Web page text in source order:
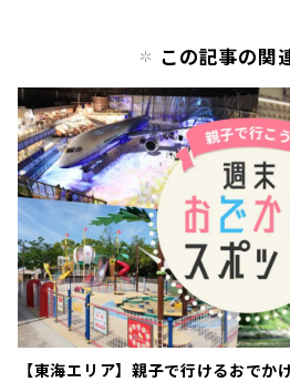
この記事の関
【東海エリア】親子で行けるおでか